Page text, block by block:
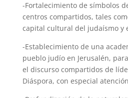
-Fortalecimiento de símbolos
centros compartidos, tales
capital cultural del judaísmo y
-Establecimiento de una
pueblo judío en Jerusalén,
el discurso compartidos de
Diáspora, con especial